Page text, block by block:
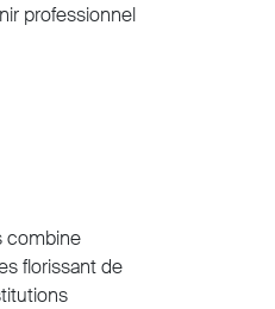
professionnel
combine
florissant de